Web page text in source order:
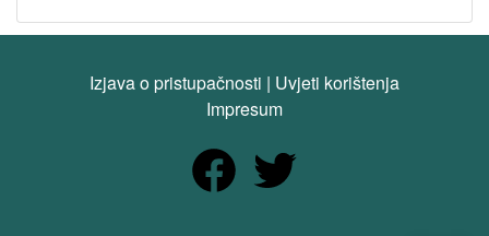
Izjava o pristupačnosti | Uvjeti korištenja
Impresum